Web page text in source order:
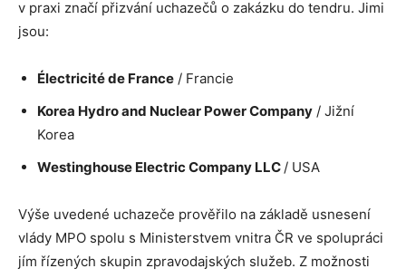
v praxi značí přizvání uchazečů o zakázku do tendru. Jimi
jsou:
Électricité de France / Francie
Korea Hydro and Nuclear Power Company / Jižní
Korea
Westinghouse Electric Company LLC / USA
Výše uvedené uchazeče prověřilo na základě usnesení
vlády MPO spolu s Ministerstvem vnitra ČR ve spolupráci
jím řízených skupin zpravodajských služeb. Z možnosti